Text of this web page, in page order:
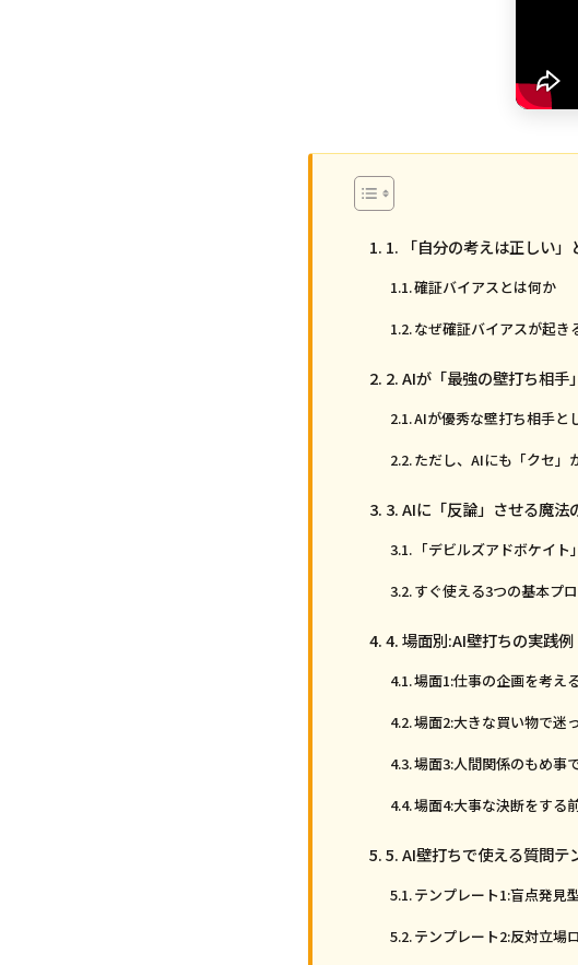
1. 「自分の考えは正しい
確証バイアスとは何か
なぜ確証バイアスが起き
2. AIが「最強の壁打ち相手
AIが優秀な壁打ち相手と
ただし、AIにも「クセ」
3. AIに「反論」させる魔法
「デビルズアドボケイト
すぐ使える3つの基本プ
4. 場面別:AI壁打ちの実践例
場面1:仕事の企画を考え
場面2:大きな買い物で迷
場面3:人間関係のもめ事
場面4:大事な決断をする
5. AI壁打ちで使える質問テ
テンプレート1:盲点発見
テンプレート2:反対立場